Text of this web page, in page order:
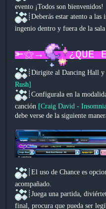
evento ¡Todos son bienvenidos!
┊Deberás estar atento a
ingenio dentro y fuera de la sala
⤜⚝→ ¿QUE
┊Dirigite al Dancing Hall y
Rush]
┊Configurala en la
canción [Craig David -
debe verse de la siguiente
┊El uso de Chance es
acompañado.
┊Juega una partida,
final, procura que pueda ser